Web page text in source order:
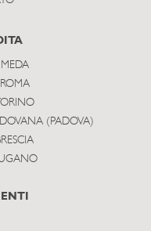
(PADOVA)